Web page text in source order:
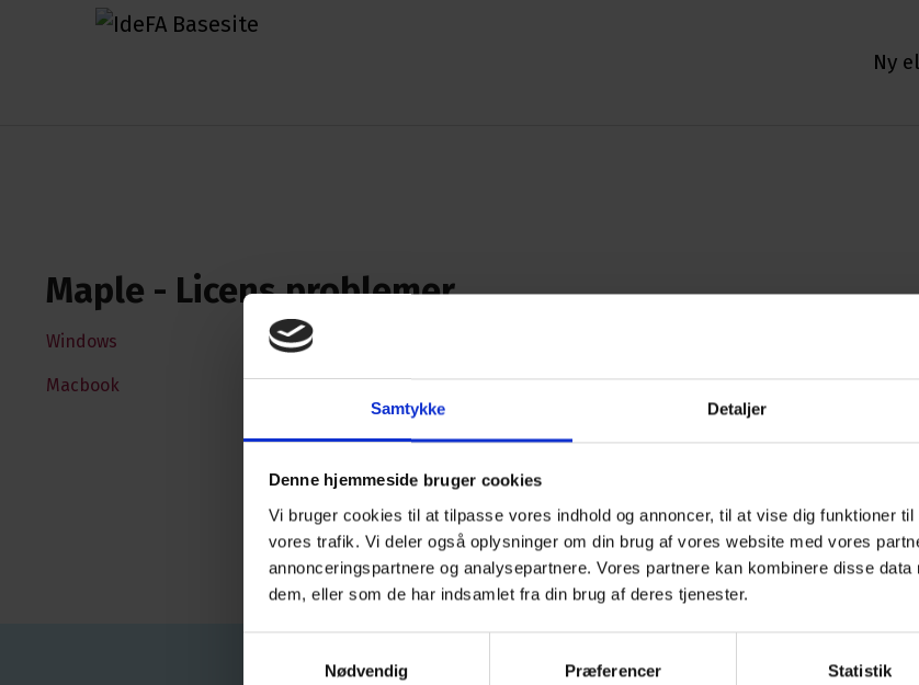
Samtykke Detaljer
Denne hjemmeside bruger cookies
Vi bruger cookies til at tilpasse vores indhold og annoncer, til at vise dig funktioner
vores trafik. Vi deler også oplysninger om din brug af vores website med vores
annonceringspartnere og analysepartnere. Vores partnere kan kombinere disse
dem, eller som de har indsamlet fra din brug af deres tjenester.
Nødvendig
Præferencer Statistik
Ny
Maple - Licens problemer
Windows
Macbook